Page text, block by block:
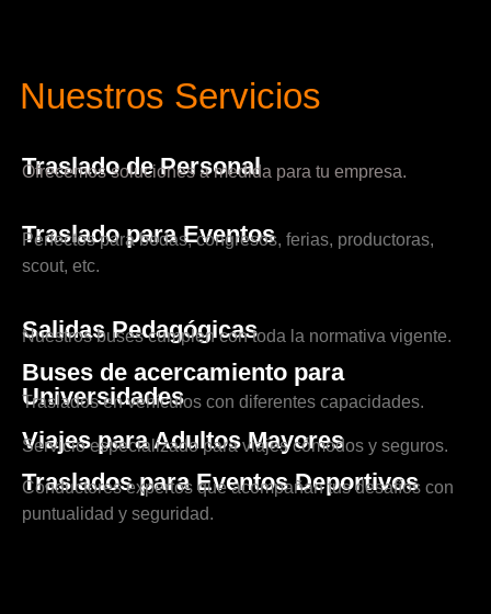
Nuestros Servicios
Traslado de Personal
Ofrecemos soluciones a medida para tu empresa.
Traslado para Eventos
Perfectos para bodas, congresos, ferias, productoras,
scout, etc.
Salidas Pedagógicas
Nuestros buses cumplen con toda la normativa vigente.
Buses de acercamiento para
Universidades
Traslados en vehículos con diferentes capacidades.
Viajes para Adultos Mayores
Servicio especializado para viajes cómodos y seguros.
Traslados para Eventos Deportivos
Conductores expertos que acompañan tus desafíos con
puntualidad y seguridad.